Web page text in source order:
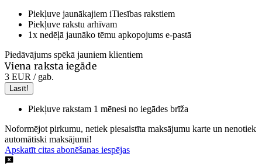
Piekļuve jaunākajiem iTiesības rakstiem
Piekļuve rakstu arhīvam
1x nedēļā jaunāko tēmu apkopojums e-pastā
Piedāvājums spēkā jauniem klientiem
Viena raksta iegāde
3 EUR / gab.
Lasīt!
Piekļuve rakstam 1 mēnesi no iegādes brīža
Noformējot pirkumu, netiek piesaistīta maksājumu karte un nenotiek
automātiski maksājumi!
Apskatīt citas abonēšanas iespējas